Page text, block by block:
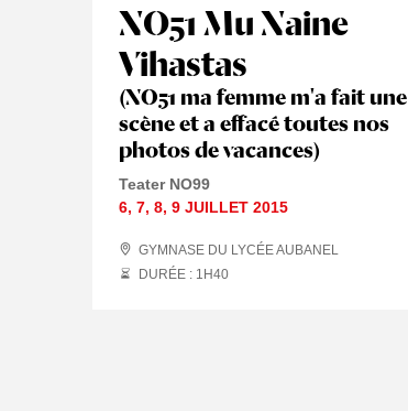
NO51 Mu Naine
Vihastas
(NO51 ma femme m'a fait une
scène et a effacé toutes nos
photos de vacances)
Teater NO99
6, 7, 8, 9 JUILLET 2015
GYMNASE DU LYCÉE AUBANEL
DURÉE : 1 H40